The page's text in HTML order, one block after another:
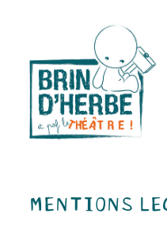
Brin d’herbe ?
MENTIONS